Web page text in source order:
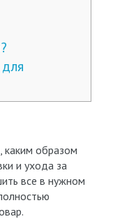
образом
и ухода за
все в нужном